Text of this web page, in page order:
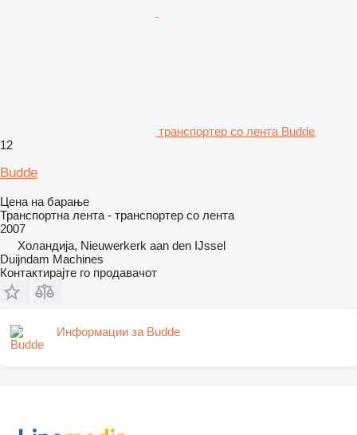
транспортер со лента Budde
12
Budde
Цена на барање
Транспортна лента - транспортер со лента
2007
Холандија, Nieuwerkerk aan den IJssel
Duijndam Machines
Контактирајте го продавачот
Информации за Budde